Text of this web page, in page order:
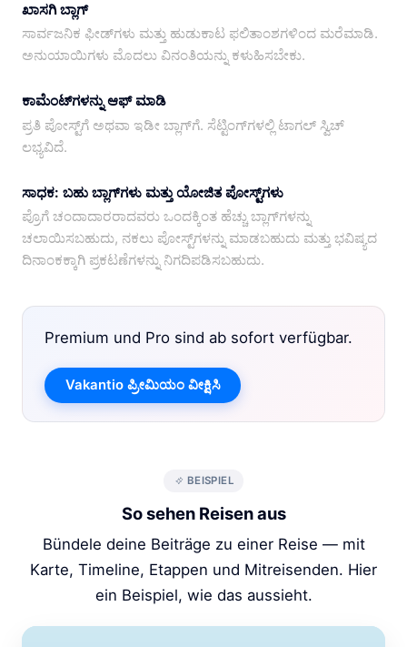
ಖಾಸಗಿ ಬ್ಲಾಗ್
ಸಾರ್ವಜನಿಕ ಫೀಡ್‌ಗಳು ಮತ್ತು ಹುಡುಕಾಟ ಫಲಿತಾಂಶಗಳಿಂದ ಮರೆಮಾಡಿ.
ಅನುಯಾಯಿಗಳು ಮೊದಲು ವಿನಂತಿಯನ್ನು ಕಳುಹಿಸಬೇಕು.
ಕಾಮೆಂಟ್‌ಗಳನ್ನು ಆಫ್ ಮಾಡಿ
ಪ್ರತಿ ಪೋಸ್ಟ್‌ಗೆ ಅಥವಾ ಇಡೀ ಬ್ಲಾಗ್‌ಗೆ. ಸೆಟ್ಟಿಂಗ್‌ಗಳಲ್ಲಿ ಟಾಗಲ್ ಸ್ವಿಚ್
ಲಭ್ಯವಿದೆ.
ಸಾಧಕ: ಬಹು ಬ್ಲಾಗ್‌ಗಳು ಮತ್ತು ಯೋಜಿತ ಪೋಸ್ಟ್‌ಗಳು
ಪ್ರೊಗೆ ಚಂದಾದಾರರಾದವರು ಒಂದಕ್ಕಿಂತ ಹೆಚ್ಚು ಬ್ಲಾಗ್‌ಗಳನ್ನು
ಚಲಾಯಿಸಬಹುದು, ನಕಲು ಪೋಸ್ಟ್‌ಗಳನ್ನು ಮಾಡಬಹುದು ಮತ್ತು ಭವಿಷ್ಯದ
ದಿನಾಂಕಕ್ಕಾಗಿ ಪ್ರಕಟಣೆಗಳನ್ನು ನಿಗದಿಪಡಿಸಬಹುದು.
Premium und Pro sind ab sofort verfügbar.
Vakantio ಪ್ರೀಮಿಯಂ ವೀಕ್ಷಿಸಿ
BEISPIEL
So sehen Reisen aus
Bündele deine Beiträge zu einer Reise — mit
Karte, Timeline, Etappen und Mitreisenden. Hier
ein Beispiel, wie das aussieht.